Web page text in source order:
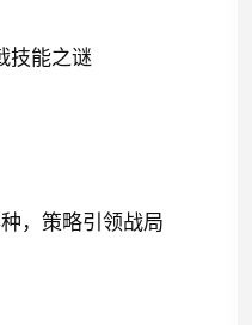
技能之谜
，策略引领战局